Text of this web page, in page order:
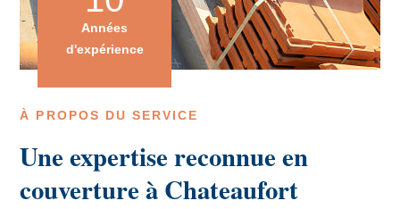
À PROPOS DU SERVICE
Une expertise reconnue en
couverture à Chateaufort
Années
d'expérience